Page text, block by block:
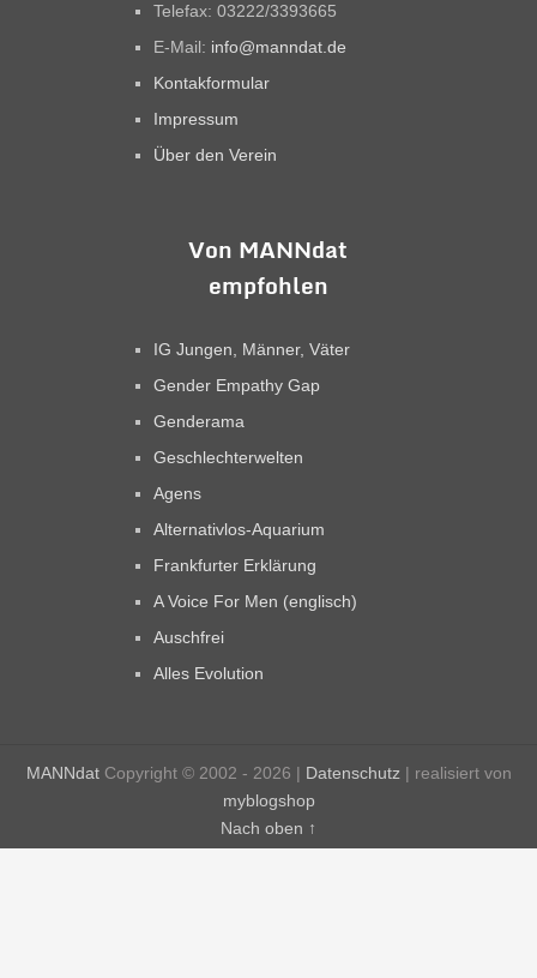
Telefax: 03222/3393665
E-Mail: info@manndat.de
Kontakformular
Impressum
Über den Verein
Von MANNdat
empfohlen
IG Jungen, Männer, Väter
Gender Empathy Gap
Genderama
Geschlechterwelten
Agens
Alternativlos-Aquarium
Frankfurter Erklärung
A Voice For Men (englisch)
Auschfrei
Alles Evolution
MANNdatCopyright © 2002 - 2026 | Datenschutz | realisiert von
myblogshop
Nach oben ↑